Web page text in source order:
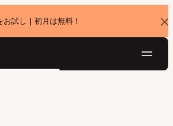
試し｜初月は無料！
バ
ナ
フォームを埋め込む方法（3つの簡単なス